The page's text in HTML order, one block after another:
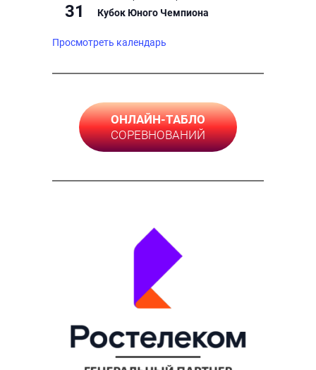
31 Кубок Юного Чемпиона
Просмотреть календарь
ОНЛАЙН-ТАБЛО
СОРЕВНОВАНИЙ